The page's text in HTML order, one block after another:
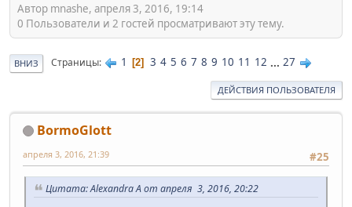
Автор mnashe, апреля 3, 2016, 19:14
0 Пользователи и 2 гостей просматривают эту тему.
ВНИЗ Страницы 1 2 3 4 5 6 7 8 9 10 11 12 ... 27
ДЕЙСТВИЯ ПОЛЬЗОВАТЕЛЯ
BormoGlott
#25
апреля 3, 2016, 21:39
Цитата: Alexandra A от апреля 3, 2016, 20:22